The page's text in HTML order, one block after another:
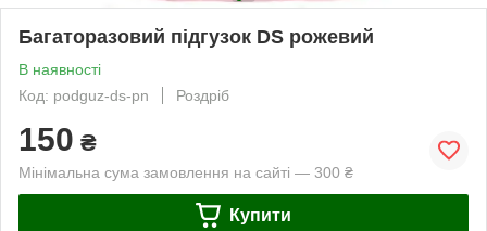
Багаторазовий підгузок DS рожевий
В наявності
Код: podguz-ds-pn
Роздріб
150 ₴
Мінімальна сума замовлення на сайті — 300 ₴
Купити